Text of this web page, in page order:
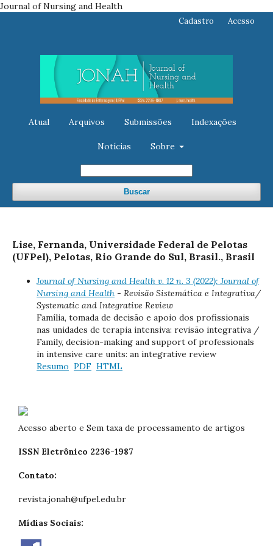
Journal of Nursing and Health
Atual Arquivos Submissões Indexações
Notícias Sobre
Buscar
Cadastro Acesso
Lise, Fernanda, Universidade Federal de Pelotas
(UFPel), Pelotas, Rio Grande do Sul, Brasil., Brasil
Journal of Nursing and Health v. 12 n. 3 (2022): Journal of
Nursing and Health - Revisão Sistemática e Integrativa/
Systematic and Integrative Review
Família, tomada de decisão e apoio dos profissionais
nas unidades de terapia intensiva: revisão integrativa /
Family, decision-making and support of professionals
in intensive care units: an integrative review
Resumo PDF HTML
Acesso aberto e Sem taxa de processamento de artigos
ISSN Eletrônico 2236-1987
Contato:
revista.jonah@ufpel.edu.br
Mídias Sociais: